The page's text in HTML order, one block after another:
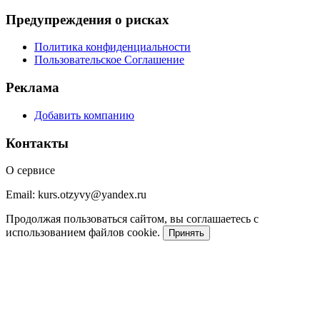
Предупреждения о рисках
Политика конфиденциальности
Пользовательское Соглашение
Реклама
Добавить компанию
Контакты
О сервисе
Email: kurs.otzyvy@yandex.ru
Продолжая пользоваться сайтом, вы соглашаетесь с
использованием файлов cookie.
Принять